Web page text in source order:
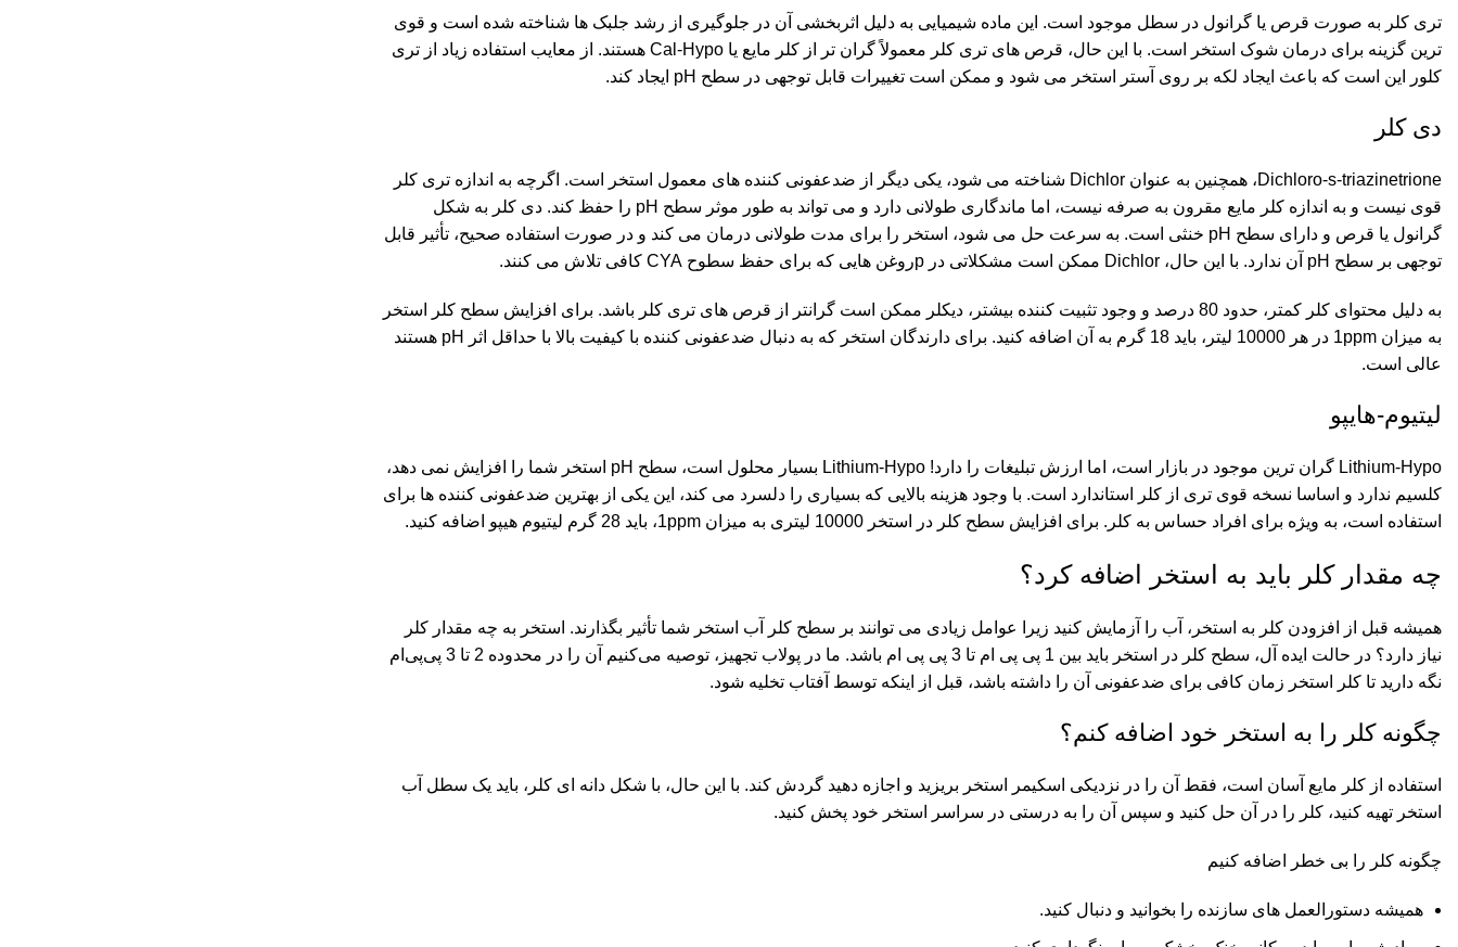
تری کلر به صورت قرص یا گرانول در سطل موجود است. این ماده شیمیایی به دلیل اثربخشی آن در جلوگیری از رشد جلبک ها شناخته شده است و قوی
ترین گزینه برای درمان شوک استخر است. با این حال، قرص های تری کلر معمولاً گران تر از کلر مایع یا Cal-Hypo هستند. از معایب استفاده زیاد از تری
کلور این است که باعث ایجاد لکه بر روی آستر استخر می شود و ممکن است تغییرات قابل توجهی در سطح pH ایجاد کند.
دی کلر
Dichloro-s-triazinetrione، همچنین به عنوان Dichlor شناخته می شود، یکی دیگر از ضدعفونی کننده های معمول استخر است. اگرچه به اندازه تری کلر
قوی نیست و به اندازه کلر مایع مقرون به صرفه نیست، اما ماندگاری طولانی دارد و می تواند به طور موثر سطح pH را حفظ کند. دی کلر به شکل
گرانول یا قرص و دارای سطح pH خنثی است. به سرعت حل می شود، استخر را برای مدت طولانی درمان می کند و در صورت استفاده صحیح، تأثیر قابل
توجهی بر سطح pH آن ندارد. با این حال، Dichlor ممکن است مشکلاتی در pروغن هایی که برای حفظ سطوح CYA کافی تلاش می کنند.
به دلیل محتوای کلر کمتر، حدود 80 درصد و وجود تثبیت کننده بیشتر، دیکلر ممکن است گرانتر از قرص های تری کلر باشد. برای افزایش سطح کلر استخر
به میزان 1ppm در هر 10000 لیتر، باید 18 گرم به آن اضافه کنید. برای دارندگان استخر که به دنبال ضدعفونی کننده با کیفیت بالا با حداقل اثر pH هستند
عالی است.
لیتیوم-هایپو
Lithium-Hypo گران ترین موجود در بازار است، اما ارزش تبلیغات را دارد! Lithium-Hypo بسیار محلول است، سطح pH استخر شما را افزایش نمی دهد،
کلسیم ندارد و اساسا نسخه قوی تری از کلر استاندارد است. با وجود هزینه بالایی که بسیاری را دلسرد می کند، این یکی از بهترین ضدعفونی کننده ها برای
استفاده است، به ویژه برای افراد حساس به کلر. برای افزایش سطح کلر در استخر 10000 لیتری به میزان 1ppm، باید 28 گرم لیتیوم هیپو اضافه کنید.
چه مقدار کلر باید به استخر اضافه کرد؟
همیشه قبل از افزودن کلر به استخر، آب را آزمایش کنید زیرا عوامل زیادی می توانند بر سطح کلر آب استخر شما تأثیر بگذارند. استخر به چه مقدار کلر
نیاز دارد؟ در حالت ایده آل، سطح کلر در استخر باید بین 1 پی پی ام تا 3 پی پی ام باشد. ما در پولاب تجهیز، توصیه می‌کنیم آن را در محدوده 2 تا 3 پی‌پی‌ام
نگه دارید تا کلر استخر زمان کافی برای ضدعفونی آن را داشته باشد، قبل از اینکه توسط آفتاب تخلیه شود.
چگونه کلر را به استخر خود اضافه کنم؟
استفاده از کلر مایع آسان است، فقط آن را در نزدیکی اسکیمر استخر بریزید و اجازه دهید گردش کند. با این حال، با شکل دانه ای کلر، باید یک سطل آب
استخر تهیه کنید، کلر را در آن حل کنید و سپس آن را به درستی در سراسر استخر خود پخش کنید.
چگونه کلر را بی خطر اضافه کنیم
همیشه دستورالعمل های سازنده را بخوانید و دنبال کنید.